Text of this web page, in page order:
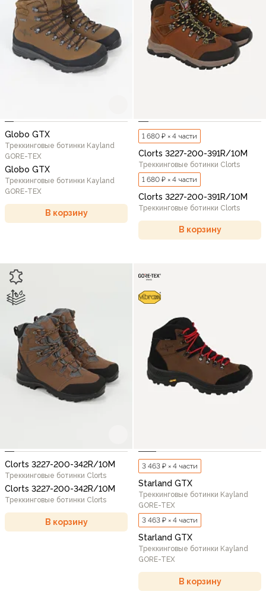
Globo GTX
Треккинговые ботинки Kayland
GORE-TEX
Globo GTX
Треккинговые ботинки Kayland
GORE-TEX
В корзину
1 680 ₽ × 4 части
Clorts 3227-200-391R/10M
Треккинговые ботинки Clorts
1 680 ₽ × 4 части
Clorts 3227-200-391R/10M
Треккинговые ботинки Clorts
В корзину
Clorts 3227-200-342R/10M
Треккинговые ботинки Clorts
Clorts 3227-200-342R/10M
Треккинговые ботинки Clorts
В корзину
3 463 ₽ × 4 части
Starland GTX
Треккинговые ботинки Kayland
GORE-TEX
3 463 ₽ × 4 части
Starland GTX
Треккинговые ботинки Kayland
GORE-TEX
В корзину